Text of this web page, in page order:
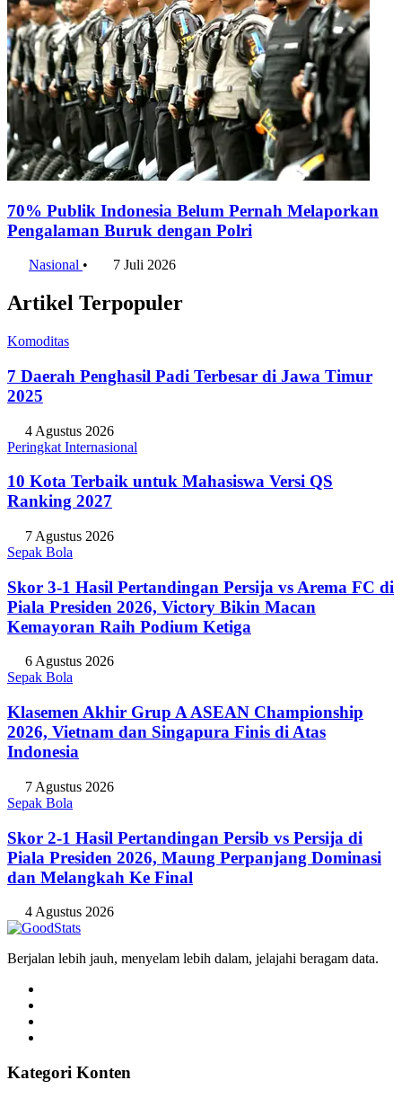
70% Publik Indonesia Belum Pernah Melaporkan
Pengalaman Buruk dengan Polri
Nasional • 7 Juli 2026
Artikel Terpopuler
Komoditas
7 Daerah Penghasil Padi Terbesar di Jawa Timur
2025
4 Agustus 2026
Peringkat Internasional
10 Kota Terbaik untuk Mahasiswa Versi QS
Ranking 2027
7 Agustus 2026
Sepak Bola
Skor 3-1 Hasil Pertandingan Persija vs Arema FC di
Piala Presiden 2026, Victory Bikin Macan
Kemayoran Raih Podium Ketiga
6 Agustus 2026
Sepak Bola
Klasemen Akhir Grup A ASEAN Championship
2026, Vietnam dan Singapura Finis di Atas
Indonesia
7 Agustus 2026
Sepak Bola
Skor 2-1 Hasil Pertandingan Persib vs Persija di
Piala Presiden 2026, Maung Perpanjang Dominasi
dan Melangkah Ke Final
4 Agustus 2026
Berjalan lebih jauh, menyelam lebih dalam, jelajahi beragam data.
Kategori Konten